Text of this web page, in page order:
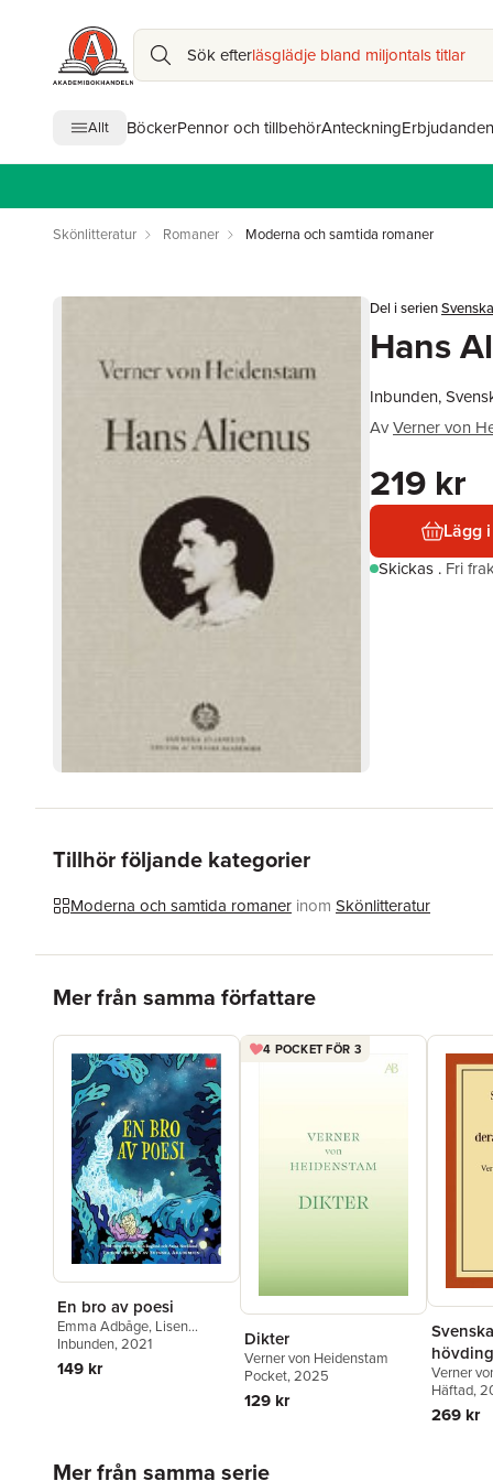
Sök efterläsglädje bland miljontals titlar
Allt BöckerPennor och tillbehörAnteckningErbjudanden
Skönlitteratur Romaner Moderna och samtida romaner
Del i serien
Hans
Inbunden,
AvVerner von
219 kr
Lägg
Skickas . Fri
Tillhör följande kategorier
Moderna och samtida romaner inom Skönlitteratur
Mer från samma författare
En bro av poesi
Emma Adbåge, Lisen
Adbåge,Carl Jonas Love
Almqvist
Andersson
Danielsson,Elmer Diktonius,
Inbunden, 2021
149 kr
4 POCKET FÖR 3
Dikter
Verner von Heidenstam
Pocket, 2025
129 kr
för
Verner
Häftad,
269 kr
Mer från samma serie